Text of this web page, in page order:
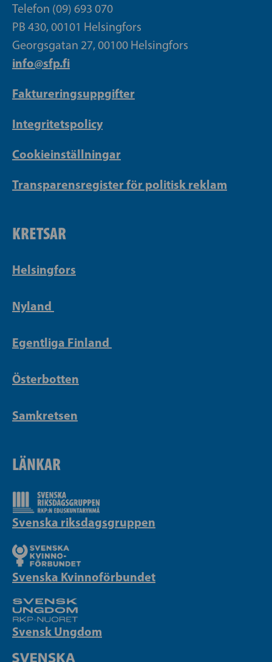
Telefon (09) 693 070
PB 430, 00101 Helsingfors
Georgsgatan 27, 00100 Helsingfors
info@sfp.fi
Faktureringsuppgifter
Integritetspolicy
Cookieinställningar
Transparensregister för politisk reklam
KRETSAR
Helsingfors
Nyland
Egentliga Finland
Österbotten
Samkretsen
LÄNKAR
Svenska riksdagsgruppen
Svenska Kvinnoförbundet
Svensk Ungdom